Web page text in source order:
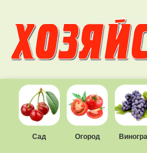
Сад Огород